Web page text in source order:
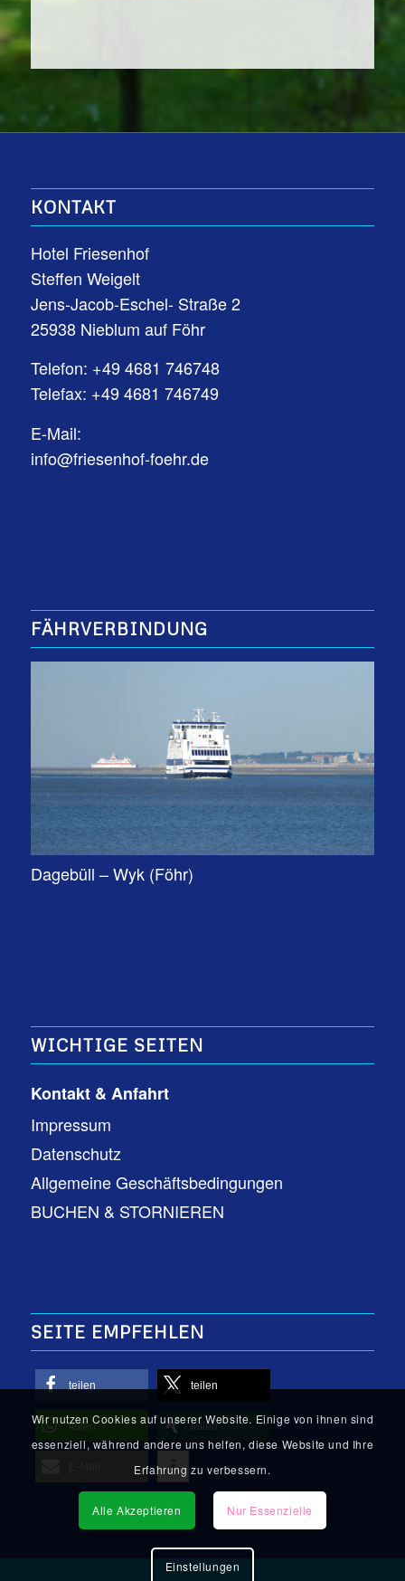
KONTAKT
Hotel Friesenhof
Steffen Weigelt
Jens-Jacob-Eschel- Straße 2
25938 Nieblum auf Föhr
Telefon: +49 4681 746748
Telefax: +49 4681 746749
E-Mail:
info@friesenhof-foehr.de
FÄHRVERBINDUNG
Dagebüll – Wyk (Föhr)
WICHTIGE SEITEN
Kontakt & Anfahrt
Impressum
Datenschutz
Allgemeine Geschäftsbedingungen
BUCHEN & STORNIEREN
SEITE EMPFEHLEN
teilen teilen
teilen teilen
Wir nutzen Cookies auf unserer Website. Einige von ihnen sind
essenziell, während andere uns helfen, diese Website und Ihre
Erfahrung zu verbessern.
Alle Akzeptieren Nur Essenzielle
Einstellungen